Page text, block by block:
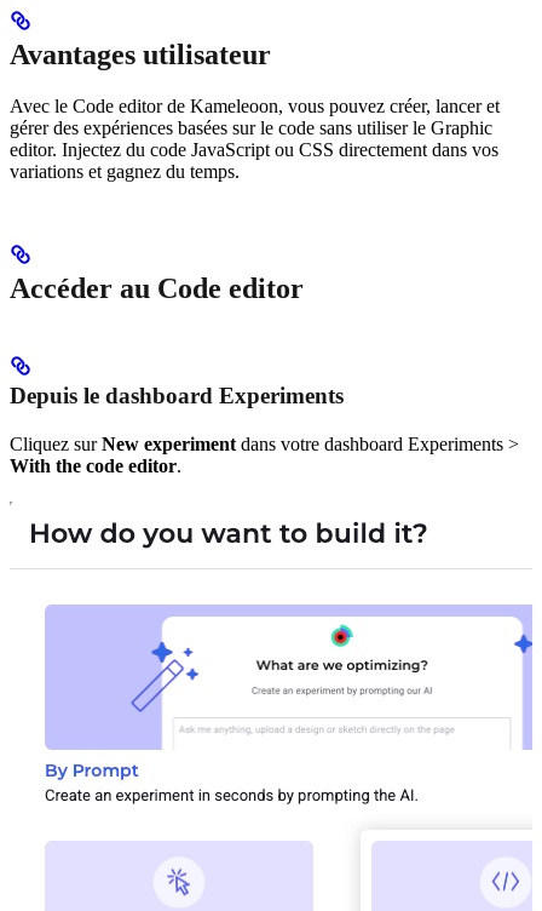
Avantages utilisateur
Avec le Code editor de Kameleoon, vous pouvez créer, lancer et
gérer des expériences basées sur le code sans utiliser le Graphic
editor. Injectez du code JavaScript ou CSS directement dans vos
variations et gagnez du temps.
Accéder au Code editor
Depuis le dashboard Experiments
Cliquez surNew experimentdans votre dashboard Experiments >
With the code editor.